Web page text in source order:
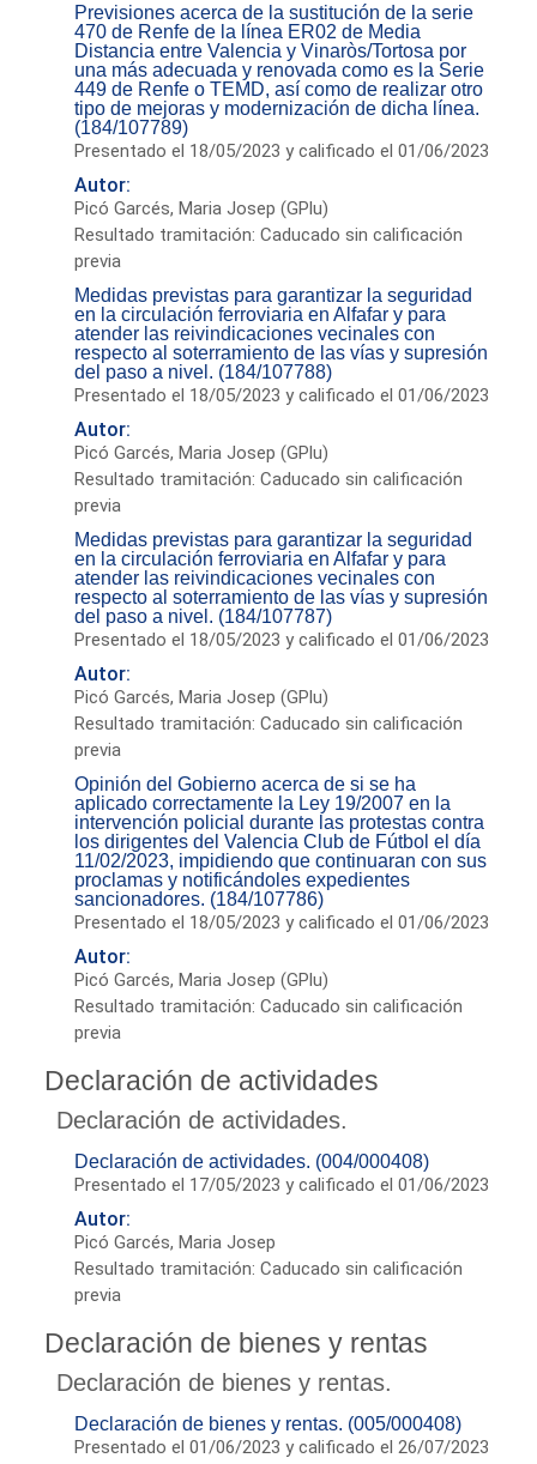
Previsiones acerca de la sustitución de la serie
470 de Renfe de la línea ER02 de Media
Distancia entre Valencia y Vinaròs/Tortosa por
una más adecuada y renovada como es la Serie
449 de Renfe o TEMD, así como de realizar otro
tipo de mejoras y modernización de dicha línea.
(184/107789)
Presentado el 18/05/2023 y calificado el 01/06/2023
Autor:
Picó Garcés, Maria Josep (GPlu)
Resultado tramitación: Caducado sin calificación
previa
Medidas previstas para garantizar la seguridad
en la circulación ferroviaria en Alfafar y para
atender las reivindicaciones vecinales con
respecto al soterramiento de las vías y supresión
del paso a nivel. (184/107788)
Presentado el 18/05/2023 y calificado el 01/06/2023
Autor:
Picó Garcés, Maria Josep (GPlu)
Resultado tramitación: Caducado sin calificación
previa
Medidas previstas para garantizar la seguridad
en la circulación ferroviaria en Alfafar y para
atender las reivindicaciones vecinales con
respecto al soterramiento de las vías y supresión
del paso a nivel. (184/107787)
Presentado el 18/05/2023 y calificado el 01/06/2023
Autor:
Picó Garcés, Maria Josep (GPlu)
Resultado tramitación: Caducado sin calificación
previa
Opinión del Gobierno acerca de si se ha
aplicado correctamente la Ley 19/2007 en la
intervención policial durante las protestas contra
los dirigentes del Valencia Club de Fútbol el día
11/02/2023, impidiendo que continuaran con sus
proclamas y notificándoles expedientes
sancionadores. (184/107786)
Presentado el 18/05/2023 y calificado el 01/06/2023
Autor:
Picó Garcés, Maria Josep (GPlu)
Resultado tramitación: Caducado sin calificación
previa
Declaración de actividades
Declaración de actividades.
Declaración de actividades. (004/000408)
Presentado el 17/05/2023 y calificado el 01/06/2023
Autor:
Picó Garcés, Maria Josep
Resultado tramitación: Caducado sin calificación
previa
Declaración de bienes y rentas
Declaración de bienes y rentas.
Declaración de bienes y rentas. (005/000408)
Presentado el 01/06/2023 y calificado el 26/07/2023